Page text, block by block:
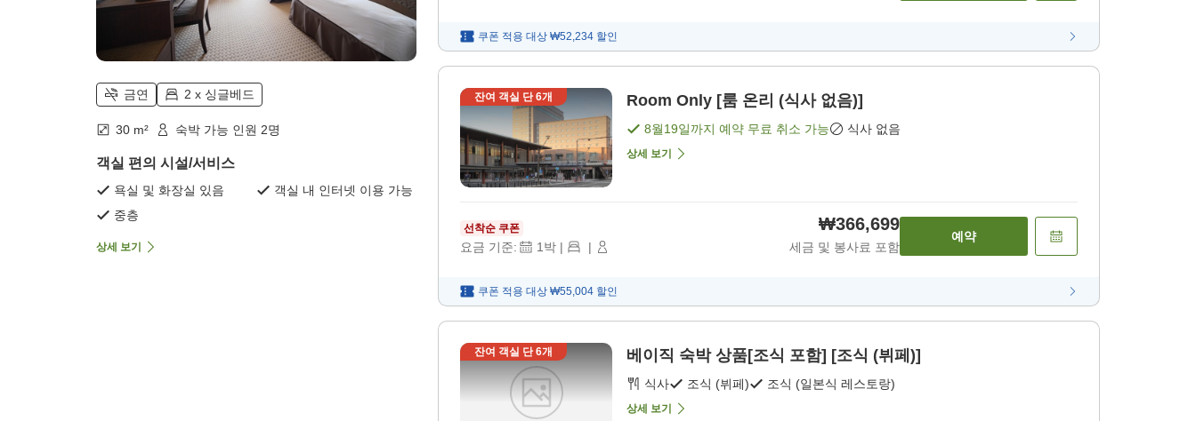
금연 2 x 싱글베드
30 m² 숙박 가능 인원 2명
객실 편의 시설/서비스
욕실 및 화장실 있음
객실 내 인터넷 이용 가능
중층
상세 보기
쿠폰 적용 대상 ₩52,234 할인
잔여 객실 단6개 Room Only [룸 온리 (식사 없음)]
8월19일까지 예약 무료 취소 가능 식사 없음
상세 보기
선착순 쿠폰
요금 기준: 1 박 | |
₩366,699
세금 및 봉사료 포함
예약
쿠폰 적용 대상 ₩55,004 할인
잔여 객실 단6개 베이직 숙박 상품[조식 포함] [조식 (뷔페)]
식사 조식 (뷔페) 조식 (일본식 레스토랑)
상세 보기